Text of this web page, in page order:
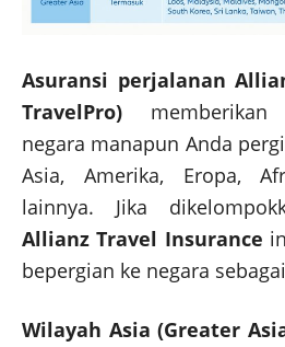
Asuransi perjalanan
TravelPro) memberikan
negara manapun Anda
Asia, Amerika, Eropa,
lainnya. Jika
Allianz Travel Insurance
bepergian ke negara
Wilayah Asia (Greater